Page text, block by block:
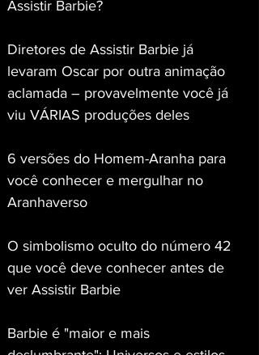
Assistir Barbie?
Diretores de Assistir Barbie já
levaram Oscar por outra animação
aclamada – provavelmente você já
viu VÁRIAS produções deles
6 versões do Homem-Aranha para
você conhecer e mergulhar no
Aranhaverso
O simbolismo oculto do número 42
que você deve conhecer antes de
ver Assistir Barbie
Barbie é "maior e mais